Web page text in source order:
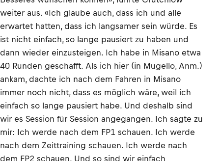
weiter aus. «Ich glaube auch, dass ich und alle
erwartet hatten, dass ich langsamer sein würde. Es
ist nicht einfach, so lange pausiert zu haben und
dann wieder einzusteigen. Ich habe in Misano etwa
40 Runden geschafft. Als ich hier (in Mugello, Anm.)
ankam, dachte ich nach dem Fahren in Misano
immer noch nicht, dass es möglich wäre, weil ich
einfach so lange pausiert habe. Und deshalb sind
wir es Session für Session angegangen. Ich sagte zu
mir: Ich werde nach dem FP1 schauen. Ich werde
nach dem Zeittraining schauen. Ich werde nach
dem FP2 schauen. Und so sind wir einfach